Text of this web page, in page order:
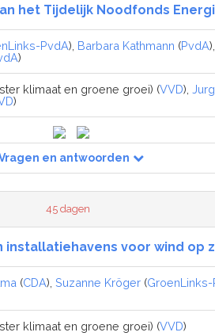
het Tijdelijk Noodfonds
PvdA), Barbara Kathmann (PvdA),
)
klimaat en groene groei) (VVD),
)
en antwoorden
45 dagen
installatiehavens voor wind op
(CDA), Suzanne Kröger (GroenLinks-
klimaat en groene groei) (VVD)